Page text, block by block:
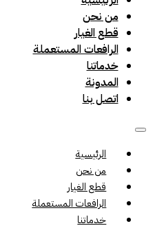
من نحن
قطع الغيار
الرافعات المستعملة
خدماتنا
المدونة
اتصل بنا
الرئيسية
من نحن
قطع الغيار
الرافعات المستعملة
خدماتنا